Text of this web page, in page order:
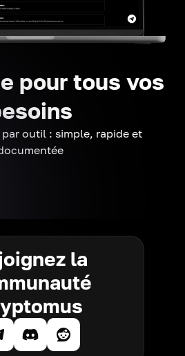
pour tous vos
par outil : simple, rapide et
la